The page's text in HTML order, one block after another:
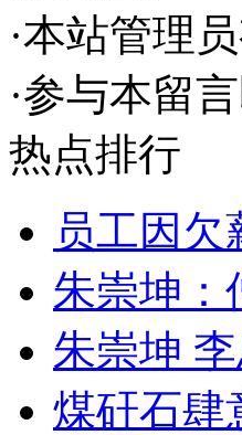
·本站管理
·参与本留
热点排行
员工因
朱崇坤
朱崇坤
煤矸石